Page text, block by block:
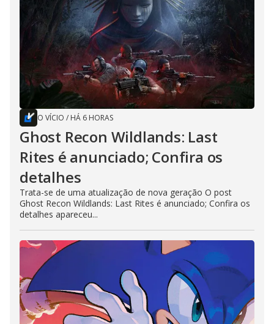
O VÍCIO / HÁ 6 HORAS
Ghost Recon Wildlands: Last
Rites é anunciado; Confira os
detalhes
Trata-se de uma atualização de nova geração O post
Ghost Recon Wildlands: Last Rites é anunciado; Confira os
detalhes apareceu...